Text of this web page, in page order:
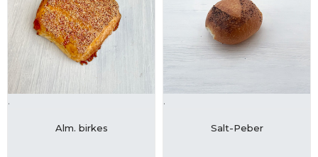
LÆG I KURV
.
Alm. birkes LÆG I KURV
.
Salt-Peber